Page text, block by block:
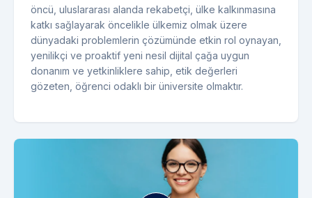
öncü, uluslararası alanda rekabetçi, ülke kalkınmasına
katkı sağlayarak öncelikle ülkemiz olmak üzere
dünyadaki problemlerin çözümünde etkin rol oynayan,
yenilikçi ve proaktif yeni nesil dijital çağa uygun
donanım ve yetkinliklere sahip, etik değerleri
gözeten, öğrenci odaklı bir üniversite olmaktır.